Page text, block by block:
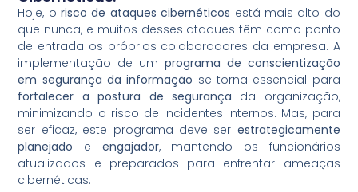
Hoje, orisco de ataques cibernéticos está mais alto do
que nunca, e muitos desses ataques têm como ponto
de entrada os próprios colaboradores da empresa. A
implementação de um programa de conscientização
em segurança da informação se torna essencial para
fortalecer a postura de segurança da organização,
minimizando o risco de incidentes internos. Mas, para
ser eficaz, este programa deve ser estrategicamente
planejado e engajador, mantendo os funcionários
atualizados e preparados para enfrentar ameaças
cibernéticas.